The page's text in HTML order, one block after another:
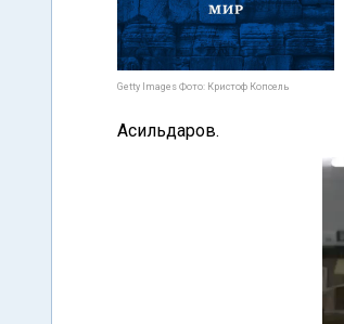
Getty Images Фото: Кристоф Копсель
Асильдаров.